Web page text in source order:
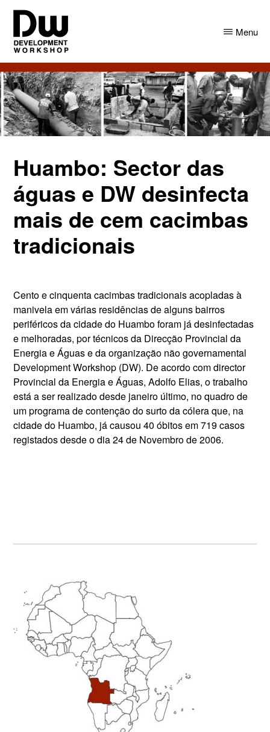
Skip
main
content
Skip
primary
sidebar
DW
Angola
Development
Workshop
Angola
Menu
Huambo: Sector das
águas e DW desinfecta
mais de cem cacimbas
tradicionais
Cento e cinquenta cacimbas tradicionais acopladas à
manivela em várias residências de alguns bairros
periféricos da cidade do Huambo foram já desinfectadas
e melhoradas, por técnicos da Direcção Provincial da
Energia e Águas e da organização não governamental
Development Workshop (DW). De acordo com director
Provincial da Energia e Águas, Adolfo Elias, o trabalho
está a ser realizado desde janeiro último, no quadro de
um programa de contenção do surto da cólera que, na
cidade do Huambo, já causou 40 óbitos em 719 casos
registados desde o dia 24 de Novembro de 2006.
Primary
Sidebar